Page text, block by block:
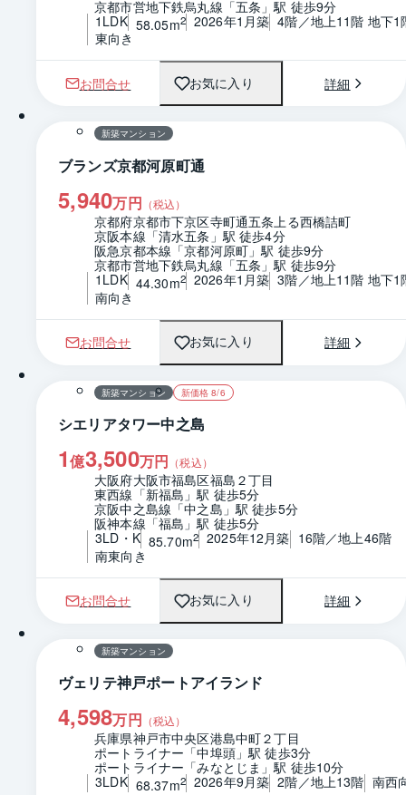
京都市営地下鉄烏丸線「五条」駅 徒歩9分
1LDK 58.05m2 2026年1月築 4階／地上11階 地下1
東向き
お問合せ お気に入り 詳細
1 / 0 間取り
新築マンション
ブランズ京都河原町通
5,940万円 （税込）
京都府京都市下京区寺町通五条上る西橋詰町
京阪本線「清水五条」駅 徒歩4分
阪急京都本線「京都河原町」駅 徒歩9分
京都市営地下鉄烏丸線「五条」駅 徒歩9分
1LDK 44.30m2 2026年1月築 3階／地上11階 地下1
南向き
お問合せ お気に入り 詳細
1 / 0 間取り
新築マンション 新価格 8/6
シエリアタワー中之島
1億3,500万円 （税込）
大阪府大阪市福島区福島２丁目
東西線「新福島」駅 徒歩5分
京阪中之島線「中之島」駅 徒歩5分
阪神本線「福島」駅 徒歩5分
3LD・K 85.70m2 2025年12月築 16階／地上46階
南東向き
お問合せ お気に入り 詳細
1 / 0 間取り
新築マンション
ヴェリテ神戸ポートアイランド
4,598万円 （税込）
兵庫県神戸市中央区港島中町２丁目
ポートライナー「中埠頭」駅 徒歩3分
ポートライナー「みなとじま」駅 徒歩10分
3LDK 68.37m2 2026年9月築 2階／地上13階 南西